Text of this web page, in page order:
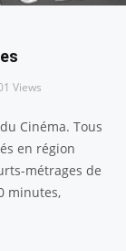
Views
Cinéma. Tous
en région
métrages de
minutes,